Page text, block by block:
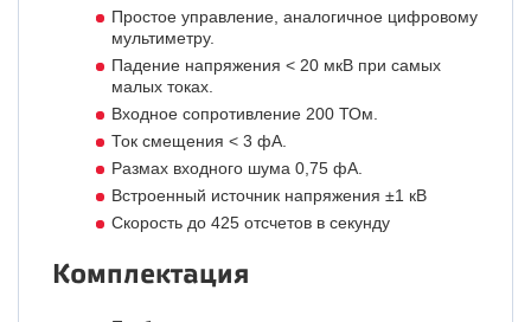
Простое управление, аналогичное цифровому
мультиметру.
Падение напряжения < 20 мкВ при самых
малых токах.
Входное сопротивление 200 ТОм.
Ток смещения < 3 фА.
Размах входного шума 0,75 фА.
Встроенный источник напряжения ±1 кВ
Скорость до 425 отсчетов в секунду
Комплектация